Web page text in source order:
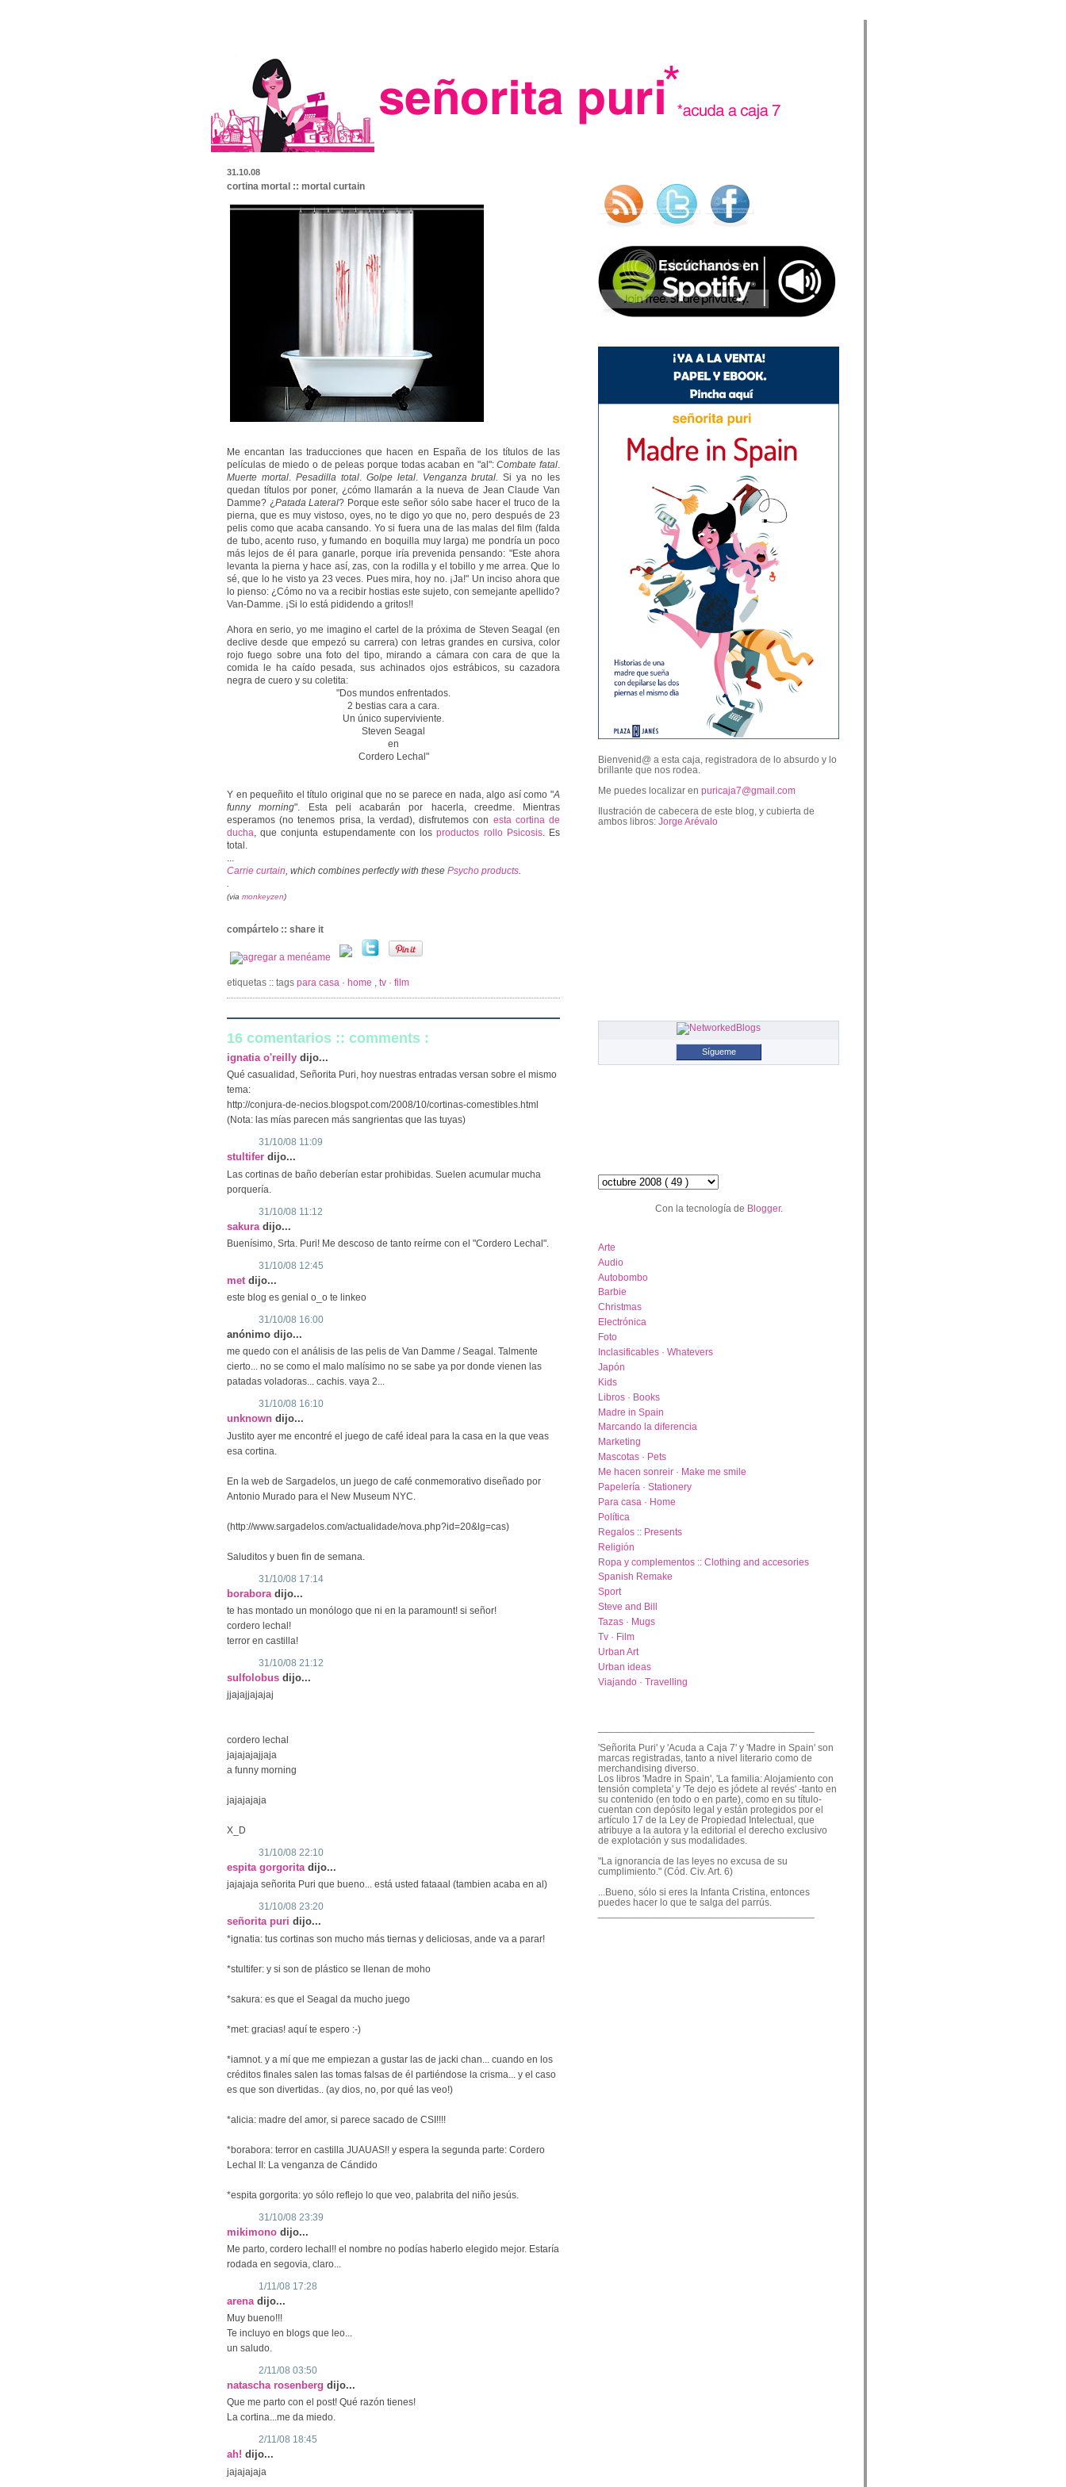
31.10.08
cortina mortal :: mortal curtain
Me encantan las traducciones que hacen en España de los títulos de las
películas de miedo o de peleas porque todas acaban en "al":Combate fatal.
Muerte mortal. Pesadilla total. Golpe letal. Venganza brutal. Si ya no les
quedan títulos por poner, ¿cómo llamarán a la nueva de Jean Claude Van
Damme? ¿Patada Lateral? Porque este señor sólo sabe hacer el truco de la
pierna, que es muy vistoso, oyes, no te digo yo que no, pero después de 23
pelis como que acaba cansando. Yo si fuera una de las malas del film (falda
de tubo, acento ruso, y fumando en boquilla muy larga) me pondría un poco
más lejos de él para ganarle, porque iría prevenida pensando: "Este ahora
levanta la pierna y hace así, zas, con la rodilla y el tobillo y me arrea. Que lo
sé, que lo he visto ya 23 veces. Pues mira, hoy no. ¡Ja!" Un inciso ahora que
lo pienso: ¿Cómo no va a recibir hostias este sujeto, con semejante apellido?
Van-Damme. ¡Si lo está pididendo a gritos!!
Ahora en serio, yo me imagino el cartel de la próxima de Steven Seagal (en
declive desde que empezó su carrera) con letras grandes en cursiva, color
rojo fuego sobre una foto del tipo, mirando a cámara con cara de que la
comida le ha caído pesada, sus achinados ojos estrábicos, su cazadora
negra de cuero y su coletita:
"Dos mundos enfrentados.
2 bestias cara a cara.
Un único superviviente.
Steven Seagal
en
Cordero Lechal"
Y en pequeñito el título original que no se parece en nada, algo así como "A
funny morning". Esta peli acabarán por hacerla, creedme. Mientras
esperamos (no tenemos prisa, la verdad), disfrutemos con esta cortina de
ducha, que conjunta estupendamente con losproductos rollo Psicosis. Es
total.
...
Carrie curtain, which combines perfectly with these Psycho products.
.
(via monkeyzen)
compártelo :: share it
etiquetas :: tags para casa · home , tv · film
16 comentarios :: comments :
ignatia o'reilly dijo...
Qué casualidad, Señorita Puri, hoy nuestras entradas versan sobre el mismo
tema:
http://conjura-de-necios.blogspot.com/2008/10/cortinas-comestibles.html
(Nota: las mías parecen más sangrientas que las tuyas)
31/10/08 11:09
stultifer dijo...
Las cortinas de baño deberían estar prohibidas. Suelen acumular mucha
porquería.
31/10/08 11:12
sakura dijo...
Buenísimo, Srta. Puri! Me descoso de tanto reírme con el "Cordero Lechal".
31/10/08 12:45
met dijo...
este blog es genial o_o te linkeo
31/10/08 16:00
anónimo dijo...
me quedo con el análisis de las pelis de Van Damme / Seagal. Talmente
cierto... no se como el malo malísimo no se sabe ya por donde vienen las
patadas voladoras... cachis. vaya 2...
31/10/08 16:10
unknown dijo...
Justito ayer me encontré el juego de café ideal para la casa en la que veas
esa cortina.
En la web de Sargadelos, un juego de café conmemorativo diseñado por
Antonio Murado para el New Museum NYC.
(http://www.sargadelos.com/actualidade/nova.php?id=20&lg=cas)
Saluditos y buen fin de semana.
31/10/08 17:14
borabora dijo...
te has montado un monólogo que ni en la paramount! si señor!
cordero lechal!
terror en castilla!
31/10/08 21:12
sulfolobus dijo...
jjajajjajajaj
cordero lechal
jajajajajjaja
a funny morning
jajajajaja
X_D
31/10/08 22:10
espita gorgorita dijo...
jajajaja señorita Puri que bueno... está usted fataaal (tambien acaba en al)
31/10/08 23:20
señorita puri dijo...
*ignatia: tus cortinas son mucho más tiernas y deliciosas, ande va a parar!
*stultifer: y si son de plástico se llenan de moho
*sakura: es que el Seagal da mucho juego
*met: gracias! aquí te espero :-)
*iamnot. y a mí que me empiezan a gustar las de jacki chan... cuando en los
créditos finales salen las tomas falsas de él partiéndose la crisma... y el caso
es que son divertidas.. (ay dios, no, por qué las veo!)
*alicia: madre del amor, si parece sacado de CSI!!!!
*borabora: terror en castilla JUAUAS!! y espera la segunda parte: Cordero
Lechal II: La venganza de Cándido
*espita gorgorita: yo sólo reflejo lo que veo, palabrita del niño jesús.
31/10/08 23:39
mikimono dijo...
Me parto, cordero lechal!! el nombre no podías haberlo elegido mejor. Estaría
rodada en segovia, claro...
1/11/08 17:28
arena dijo...
Muy bueno!!!
Te incluyo en blogs que leo...
un saludo.
2/11/08 03:50
natascha rosenberg dijo...
Que me parto con el post! Qué razón tienes!
La cortina...me da miedo.
2/11/08 18:45
ah! dijo...
jajajajaja
Bienvenid@ a esta caja, registradora de lo absurdo y lo
brillante que nos rodea.
Me puedes localizar en puricaja7@gmail.com
Ilustración de cabecera de este blog, y cubierta de
ambos libros: Jorge Arévalo
Sígueme
Con la tecnología de Blogger.
Arte
Audio
Autobombo
Barbie
Christmas
Electrónica
Foto
Inclasificables · Whatevers
Japón
Kids
Libros · Books
Madre in Spain
Marcando la diferencia
Marketing
Mascotas · Pets
Me hacen sonreir · Make me smile
Papelería · Stationery
Para casa · Home
Política
Regalos :: Presents
Religión
Ropa y complementos :: Clothing and accesories
Spanish Remake
Sport
Steve and Bill
Tazas · Mugs
Tv · Film
Urban Art
Urban ideas
Viajando · Travelling
'Señorita Puri' y 'Acuda a Caja 7' y 'Madre in Spain' son
marcas registradas, tanto a nivel literario como de
merchandising diverso.
Los libros 'Madre in Spain', 'La familia: Alojamiento con
tensión completa' y 'Te dejo es jódete al revés' -tanto en
su contenido (en todo o en parte), como en su título-
cuentan con depósito legal y están protegidos por el
artículo 17 de la Ley de Propiedad Intelectual, que
atribuye a la autora y la editorial el derecho exclusivo
de explotación y sus modalidades.
"La ignorancia de las leyes no excusa de su
cumplimiento." (Cód. Civ. Art. 6)
...Bueno, sólo si eres la Infanta Cristina, entonces
puedes hacer lo que te salga del parrús.